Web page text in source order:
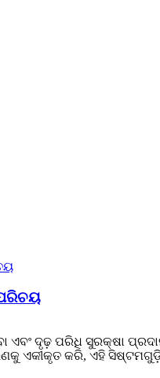
ପରିଚୟ
ଏବଂ ଦୃଢ଼ ପରିଧି ସୁରକ୍ଷା
ଏକୀକୃତ କରି, ଏହି